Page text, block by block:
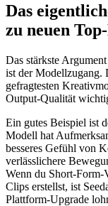
Das
zu neuen
Das stärkste
ist der Modellzugang.
gefragtesten
Output-Qualität
Ein gutes Beispiel ist
Modell hat
besseres Gefühl von
verlässlichere
Wenn du Short-Form-
Clips erstellst, ist
Plattform-Upgrade